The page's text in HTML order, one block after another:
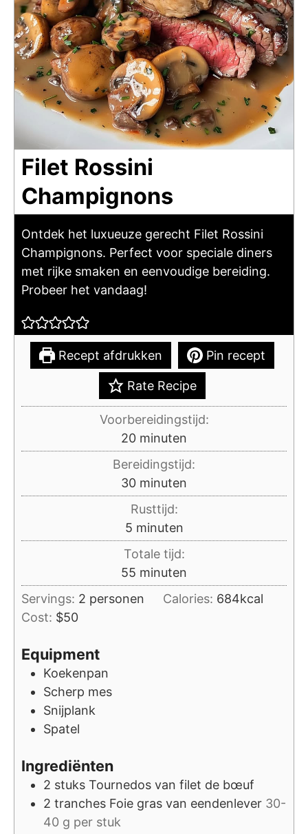
Filet Rossini
Champignons
Ontdek het luxueuze gerecht Filet Rossini
Champignons. Perfect voor speciale diners
met rijke smaken en eenvoudige bereiding.
Probeer het vandaag!
Recept afdrukken Pin recept
Rate Recipe
Voorbereidingstijd:
20minuten
minuten
Bereidingstijd:
30minuten
minuten
Rusttijd:
5minuten
minuten
Totale tijd:
55 minuten
minuten
Servings: 2 personen Calories: 684kcal
Cost: $50
Equipment
Koekenpan
Scherp mes
Snijplank
Spatel
Ingrediënten
2 stuks Tournedos van filet de bœuf
2 tranches Foie gras van eendenlever 30-
40 g per stuk